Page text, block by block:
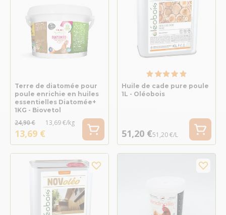
Terre de diatomée pour
poule enrichie en huiles
essentielles Diatomée+
1KG - Biovetol
24,90 €
13,69 €
13,69 €/kg
Huile de cade pure poule
1L - Oléobois
51,20 €51,20 €/L